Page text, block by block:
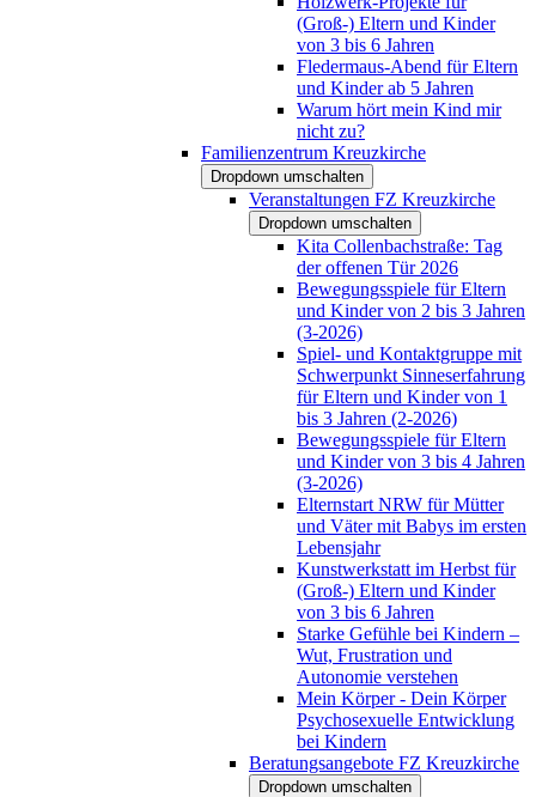
(Groß-) Eltern und Kinder
von 3 bis 6 Jahren
Fledermaus-Abend für Eltern
und Kinder ab 5 Jahren
Warum hört mein Kind mir
nicht zu?
Familienzentrum Kreuzkirche
Dropdown umschalten
Veranstaltungen FZ Kreuzkirche
Dropdown umschalten
Kita Collenbachstraße: Tag
der offenen Tür 2026
Bewegungsspiele für Eltern
und Kinder von 2 bis 3 Jahren
(3-2026)
Spiel- und Kontaktgruppe mit
Schwerpunkt Sinneserfahrung
für Eltern und Kinder von 1
bis 3 Jahren (2-2026)
Bewegungsspiele für Eltern
und Kinder von 3 bis 4 Jahren
(3-2026)
Elternstart NRW für Mütter
und Väter mit Babys im ersten
Lebensjahr
Kunstwerkstatt im Herbst für
(Groß-) Eltern und Kinder
von 3 bis 6 Jahren
Starke Gefühle bei Kindern –
Wut, Frustration und
Autonomie verstehen
Mein Körper - Dein Körper
Psychosexuelle Entwicklung
bei Kindern
Beratungsangebote FZ Kreuzkirche
Dropdown umschalten